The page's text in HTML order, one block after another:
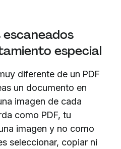
escaneados
especial
diferente de un PDF
un documento en
imagen de cada
como PDF, tu
imagen y no como
seleccionar, copiar ni